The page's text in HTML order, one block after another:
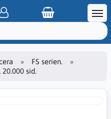
FS serien.
sid.